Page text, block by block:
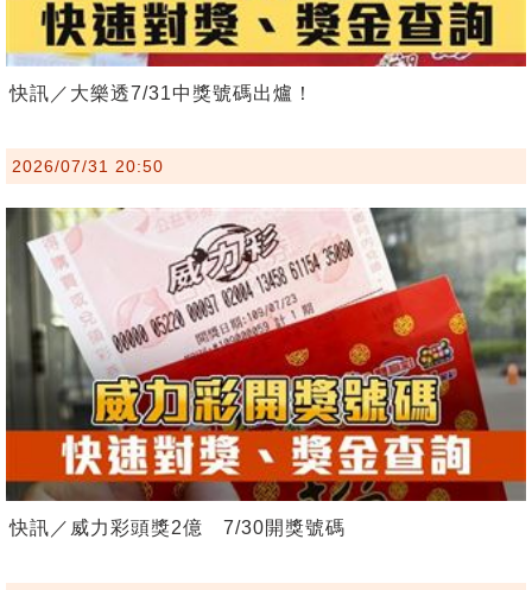
快訊／大樂透7/31中獎號碼出爐！
2026/07/31 20:50
快訊／威力彩頭獎2億 7/30開獎號碼